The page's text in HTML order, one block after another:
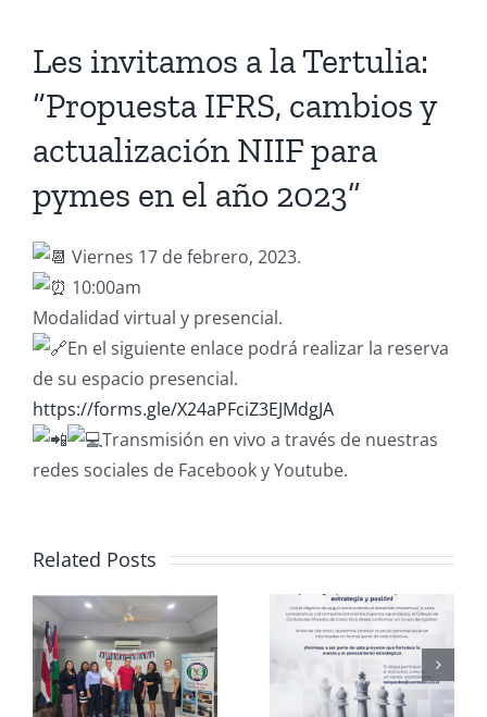
Les invitamos a la Tertulia:
“Propuesta IFRS, cambios y
actualización NIIF para
pymes en el año 2023”
Viernes 17 de febrero, 2023.
10:00am
Modalidad virtual y presencial.
En el siguiente enlace podrá realizar la reserva
de su espacio presencial.
https://forms.gle/X24aPFciZ3EJMdgJA
Transmisión en vivo a través de nuestras
redes sociales de Facebook y Youtube.
Related Posts
Club de
Ajedrez
CCPCR
Informa